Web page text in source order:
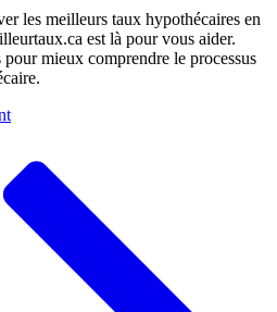
les meilleurs taux hypothécaires en
est là pour vous aider.
mieux comprendre le processus